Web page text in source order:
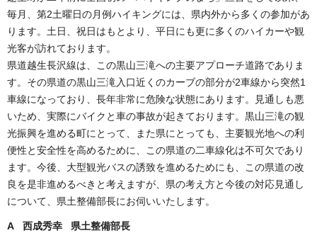
毎月、第2土曜日の月例ハイキングには、県内外から多くの参加があ
ります。土日、祝日はもとより、平日にも更に多くのハイカーや観
光客が訪れております。
県道越生長沢線は、この黒山三滝への主要アプローチ道路でありま
す。その県道の黒山三滝入口近くのカーブの部分が2車線から突然1
車線になっており、長年非常に危険な状態にあります。見通しも悪
いため、実際にバイクと車の事故が起きております。黒山三滝の観
光振興を進める町にとって、また県にとっても、主要観光地への利
便性と安全性を高めるために、この県道の二車線化は不可欠であり
ます。今後、大型観光バスの誘致を進めるためにも、この県道の改
良を是非進めるべきと考えますが、県の考え方と今後の対応見通し
について、県土整備部長にお伺いいたします。
A 西成秀幸 県土整備部長